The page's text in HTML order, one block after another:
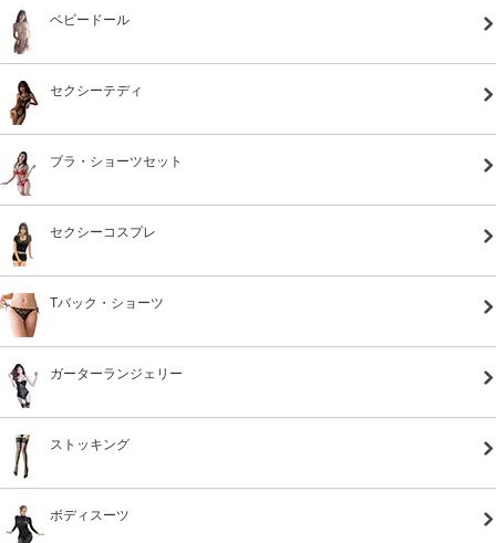
ベビードール
セクシーテディ
ブラ・ショーツセット
セクシーコスプレ
Tバック・ショーツ
ガーターランジェリー
ストッキング
ボディスーツ